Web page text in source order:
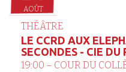
AOÛT
THÉÂTRE
LE CCRD AUX
SECONDES - CIE
19:00 – COUR DU